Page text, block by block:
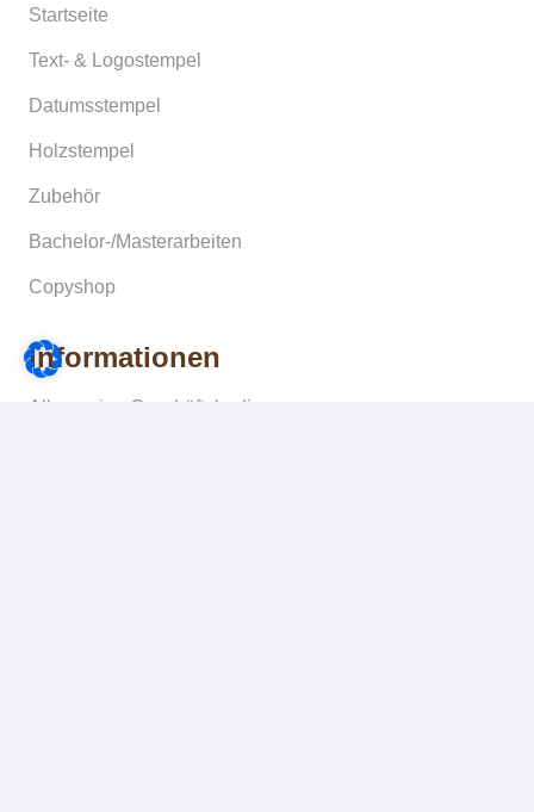
Startseite
Text- & Logostempel
Datumsstempel
Holzstempel
Zubehör
Bachelor-/Masterarbeiten
Copyshop
Informationen
Allgemeine Geschäftsbedingungen